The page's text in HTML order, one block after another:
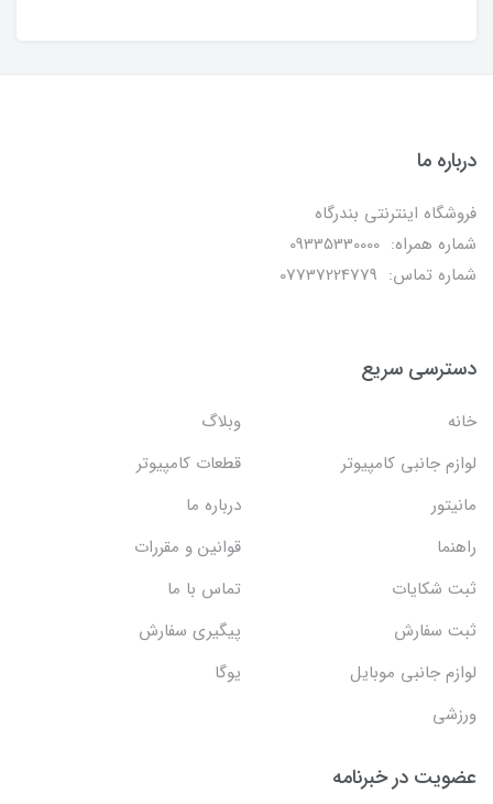
درباره ما
فروشگاه اینترنتی بندرگاه
شماره همراه: 09335330000
شماره تماس: 07737224779
دسترسی سریع
خانه
وبلاگ
لوازم جانبی کامپیوتر
قطعات کامپیوتر
مانیتور
درباره ما
راهنما
قوانین و مقررات
ثبت شکایات
تماس با ما
ثبت سفارش
پیگیری سفارش
لوازم جانبی موبایل
یوگا
ورزشی
عضویت در خبرنامه